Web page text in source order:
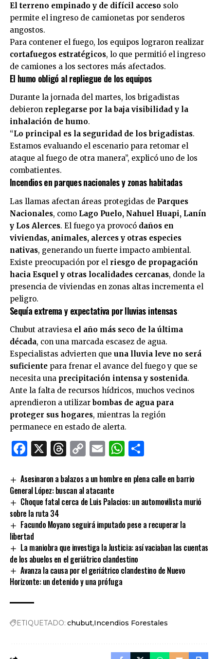
El terreno empinado y de difícil acceso solo
permite el ingreso de camionetas por senderos
angostos.
Para contener el fuego, los equipos lograron realizar
cortafuegos estratégicos, lo que permitió el ingreso
de camiones a los sectores más afectados.
El humo obligó al repliegue de los equipos
Durante la jornada del martes, los brigadistas
debieron replegarse por la baja visibilidad y la
inhalación de humo.
“Lo principal es la seguridad de los brigadistas.
Estamos evaluando el escenario para retomar el
ataque al fuego de otra manera”, explicó uno de los
combatientes.
Incendios en parques nacionales y zonas habitadas
Las llamas afectan áreas protegidas de Parques
Nacionales, como Lago Puelo, Nahuel Huapi, Lanín
y Los Alerces. El fuego ya provocó daños en
viviendas, animales, alerces y otras especies
nativas, generando un fuerte impacto ambiental.
Existe preocupación por el riesgo de propagación
hacia Esquel y otras localidades cercanas, donde la
presencia de viviendas en zonas altas incrementa el
peligro.
Sequía extrema y expectativa por lluvias intensas
Chubut atraviesa el año más seco de la última
década, con una marcada escasez de agua.
Especialistas advierten que una lluvia leve no será
suficiente para frenar el avance del fuego y que se
necesita una precipitación intensa y sostenida.
Ante la falta de recursos hídricos, muchos vecinos
aprendieron a utilizar bombas de agua para
proteger sus hogares, mientras la región
permanece en estado de alerta.
Facebook
X Threads
CopyEmailWhatsApp
Asesinaron a balazos a un hombre en plena calle en barrio
General López: buscan al atacante
Choque fatal cerca de Luis Palacios: un automovilista murió
sobre la ruta 34
Facundo Moyano seguirá imputado pese a recuperar la
libertad
La maniobra que investiga la Justicia: así vaciaban las cuentas
de los abuelos en el geriátrico clandestino
Avanza la causa por el geriátrico clandestino de Nuevo
Horizonte: un detenido y una prófuga
ETIQUETADO: chubut Incendios Forestales